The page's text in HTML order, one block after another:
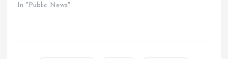
In "Public News"